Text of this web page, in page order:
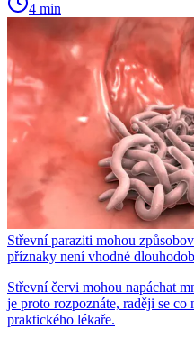
4 min
Střevní paraziti mohou
příznaky není vhodné
Střevní červi mohou napáchat
je proto rozpoznáte, raději se
praktického lékaře.